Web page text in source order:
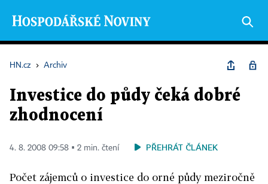
HN.cz › Archiv
Investice do půdy čeká dobré
zhodnocení
4. 8. 2008 09:58 ▪ 2 min. čtení PŘEHRÁT ČLÁNEK
Počet zájemců o investice do orné půdy meziročně